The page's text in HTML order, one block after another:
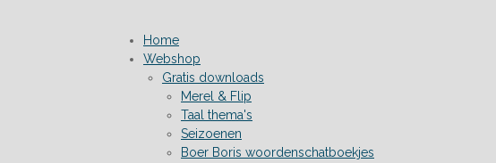
Home
Webshop
Gratis downloads
Merel & Flip
Taal thema's
Seizoenen
Boer Boris woordenschatboekjes